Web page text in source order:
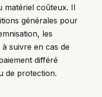
matériel coûteux. Il
générales pour
les
suivre en cas de
différé
de protection.